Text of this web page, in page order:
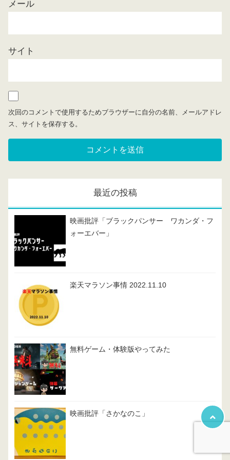
メール
サイト
次回のコメントで使用するためブラウザーに自分の名前、メールアドレ
ス、サイトを保存する。
最近の投稿
映画批評「ブラックパンサー ワカンダ・フ
ォーエバー」
楽天マラソン事情 2022.11.10
無料ゲーム・体験版やってみた
映画批評「さかなのこ」